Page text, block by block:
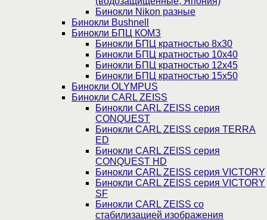
Бинокли Nikon разные
Бинокли Bushnell
Бинокли БПЦ КОМЗ
Бинокли БПЦ кратностью 8х30
Бинокли БПЦ кратностью 10х40
Бинокли БПЦ кратностью 12х45
Бинокли БПЦ кратностью 15х50
Бинокли OLYMPUS
Бинокли CARL ZEISS
Бинокли CARL ZEISS серия
CONQUEST
Бинокли CARL ZEISS серия TERRA
ED
Бинокли CARL ZEISS серия
CONQUEST HD
Бинокли CARL ZEISS серия VICTORY
Бинокли CARL ZEISS серия VICTORY
SF
Бинокли CARL ZEISS со
стабилизацией изображения